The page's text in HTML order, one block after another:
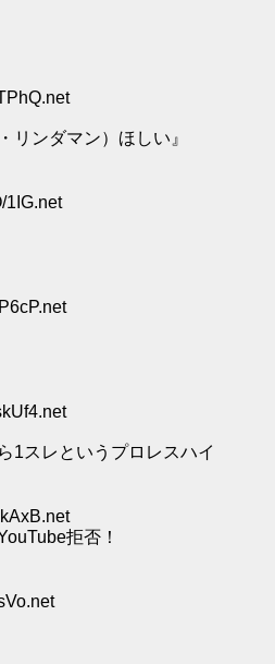
リンダマン）ほしい』
1IG.net
1スレというプロレスハイ
拒否！